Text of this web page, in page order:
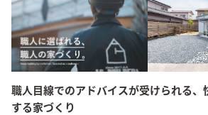
職人目線でのアドバイスが受けられる、
する家づくり